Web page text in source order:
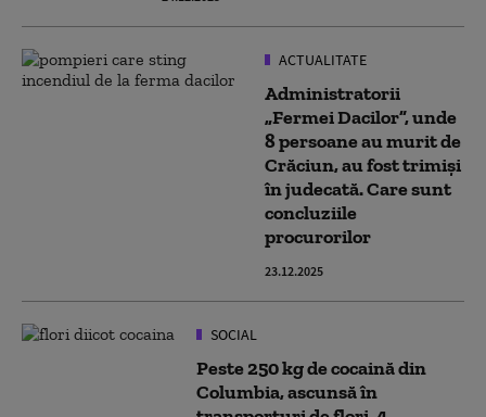
ACTUALITATE
Administratorii
„Fermei Dacilor”, unde
8 persoane au murit de
Crăciun, au fost trimişi
în judecată. Care sunt
concluziile
procurorilor
23.12.2025
SOCIAL
Peste 250 kg de cocaină din
Columbia, ascunsă în